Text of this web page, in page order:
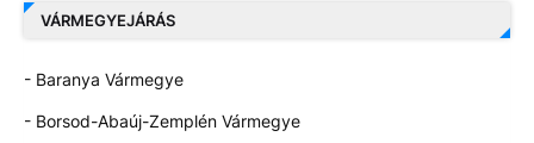
VÁRMEGYEJÁRÁS
- Baranya Vármegye
- Borsod-Abaúj-Zemplén Vármegye